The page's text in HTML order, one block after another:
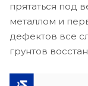
прятаться под
металлом и
дефектов все
грунтов